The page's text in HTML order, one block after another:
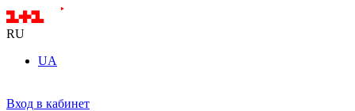
RU
UA
Вход в кабинет